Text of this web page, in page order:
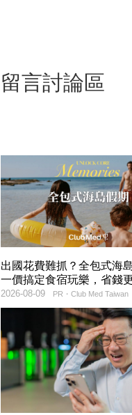
留言討論區
出國花費難抓？全包式海
一價搞定食宿玩樂，省錢
PR・Club Med Taiwan
2026-08-09